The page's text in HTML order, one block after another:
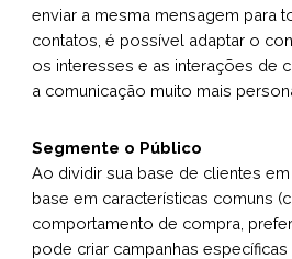
enviar a mesma mensagem para
contatos, é possível adaptar o
os interesses e as interações de
a comunicação muito mais
Segmente o Público
Ao dividir sua base de clientes
base em características comuns
comportamento de compra,
pode criar campanhas